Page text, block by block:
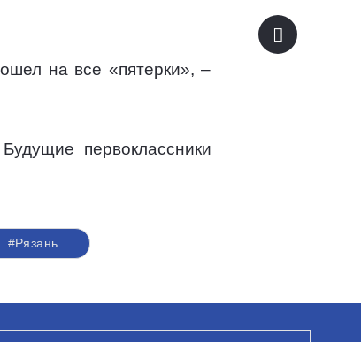
на все «пятерки», –
первоклассники
#Рязань